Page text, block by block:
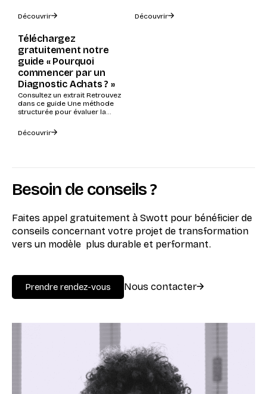
et preuves...
Découvrir
de...
Découvrir
Téléchargez
gratuitement notre
guide « Pourquoi
commencer par un
Diagnostic Achats ? »
Consultez un extrait Retrouvez
dans ce guide Une méthode
structurée pour évaluer la
Achats Comment évaluer...
Découvrir
Besoin de conseils ?
Faites appel gratuitement à Swott pour bénéficier de
conseils concernant votre projet de transformation
vers un modèle plus durable et performant.
Prendre rendez-vous Nous contacter